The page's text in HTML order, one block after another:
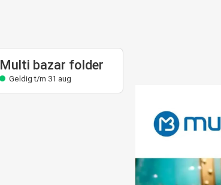
Multi bazar folder
Geldig t/m 31 aug